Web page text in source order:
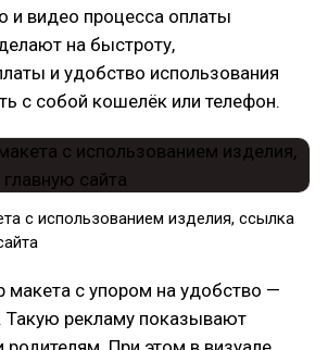
и видео процесса оплаты
на быстроту,
и удобство использования
с собой кошелёк или телефон.
с использованием изделия, ссылка
макета с упором на удобство —
Такую рекламу показывают